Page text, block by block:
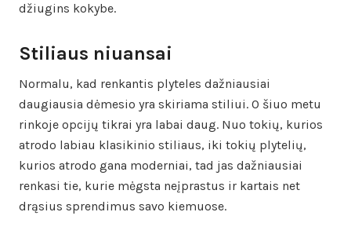
džiugins kokybe.
Stiliaus niuansai
Normalu, kad renkantis plyteles dažniausiai
daugiausia dėmesio yra skiriama stiliui. O šiuo metu
rinkoje opcijų tikrai yra labai daug. Nuo tokių, kurios
atrodo labiau klasikinio stiliaus, iki tokių plytelių,
kurios atrodo gana moderniai, tad jas dažniausiai
renkasi tie, kurie mėgsta neįprastus ir kartais net
drąsius sprendimus savo kiemuose.